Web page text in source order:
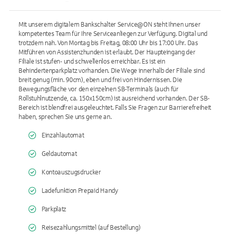
Mit unserem digitalem Bankschalter Service@ON steht Ihnen unser
kompetentes Team für Ihre Serviceanliegen zur Verfügung. Digital und
trotzdem nah. Von Montag bis Freitag, 08:00 Uhr bis 17:00 Uhr. Das
Mitführen von Assistenzhunden ist erlaubt. Der Haupteingang der
Filiale ist stufen- und schwellenlos erreichbar. Es ist ein
Behindertenparkplatz vorhanden. Die Wege innerhalb der Filiale sind
breit genug (min. 90cm), eben und frei von Hindernissen. Die
Bewegungsfläche vor den einzelnen SB-Terminals (auch für
Rollstuhlnutzende, ca. 150x150cm) ist ausreichend vorhanden. Der SB-
Bereich ist blendfrei ausgeleuchtet. Falls Sie Fragen zur Barrierefreiheit
haben, sprechen Sie uns gerne an.
Einzahlautomat
Geldautomat
Kontoauszugsdrucker
Ladefunktion Prepaid Handy
Parkplatz
Reisezahlungsmittel (auf Bestellung)